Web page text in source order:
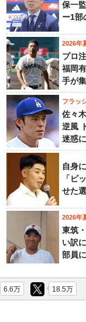
保一
ー1部
2026年
プロ
福岡
手が
フラッ
佐々
逆風
迷惑
自身
「ピ
せた
2026年
東筑
い訳
部員
6.6万 18.5万